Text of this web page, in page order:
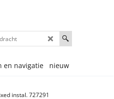
en navigatie nieuw
instal. 727291